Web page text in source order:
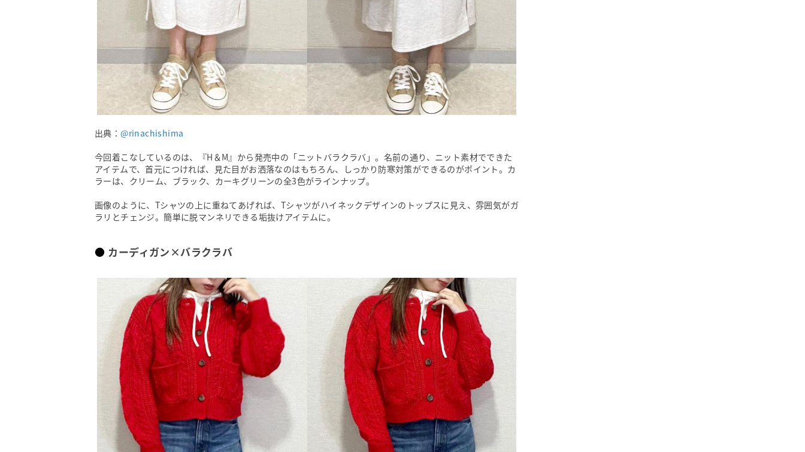
出典：@rinachishima
今回着こなしているのは、『H＆M』から発売中の「ニットバラクラバ」。名前の通り、ニット素材でできた
アイテムで、首元につければ、見た目がお洒落なのはもちろん、しっかり防寒対策ができるのがポイント。カ
ラーは、クリーム、ブラック、カーキグリーンの全3色がラインナップ。
画像のように、Tシャツの上に重ねてあげれば、Tシャツがハイネックデザインのトップスに見え、雰囲気がガ
ラリとチェンジ。簡単に脱マンネリできる垢抜けアイテムに。
カーディガン×バラクラバ